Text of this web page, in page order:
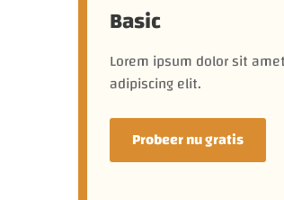
Basic
Lorem ipsum dolor sit
adipiscing elit.
Probeer nu gratis